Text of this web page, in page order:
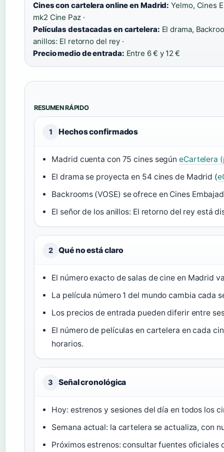
Cines con cartelera online en Madrid: Yelmo, Cines
mk2 Cine Paz ·
Películas destacadas en cartelera: El drama,
anillos: El retorno del rey ·
Precio medio de entrada: Entre 6 € y 12 €
RESUMEN RÁPIDO
1 Hechos confirmados
Madrid cuenta con 75 cines segúneCartelera
El drama se proyecta en 54 cines de Madrid (
Backrooms (VOSE) se ofrece en Cines
El señor de los anillos: El retorno del rey está
2 Qué no está claro
El número exacto de salas de cine en Madrid
La película número 1 del mundo cambia cada
Los precios de entrada pueden diferir entre
El número de películas en cartelera en cada
horarios.
3 Señal cronológica
Hoy: estrenos y sesiones del día en todos los
Semana actual: la cartelera se actualiza, con
Próximos estrenos: consultar fuentes oficiales